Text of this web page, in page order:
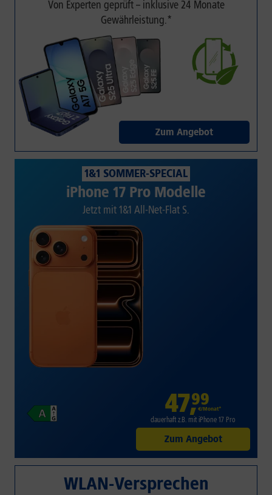
Von Experten geprüft – inklusive 24 Monate
Gewährleistung.*
Zum Angebot
1&1 SOMMER-SPECIAL
iPhone 17 Pro Modelle
Jetzt mit 1&1 All-Net-Flat S.
47,99
€/Monat*
dauerhaft z.B. mit iPhone 17 Pro
Zum Angebot
WLAN-Versprechen